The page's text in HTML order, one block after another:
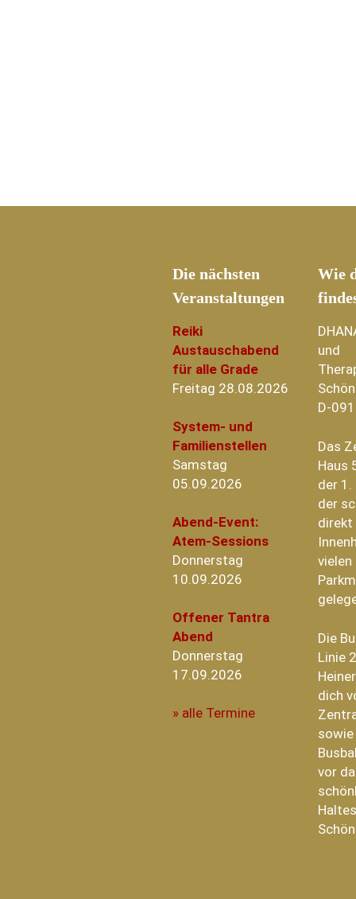
Die nächsten
Veranstaltungen
Reiki
Austauschabend
für alle Grade
Freitag 28.08.2026
System- und
Familienstellen
Samstag
05.09.2026
Abend-Event:
Atem-Sessions
Donnerstag
10.09.2026
Offener Tantra
Abend
Donnerstag
17.09.2026
» alle Termine
Wie
und
D-
Das
Haus
der 1.
der
direkt
vielen
Die
Linie
dich
vor